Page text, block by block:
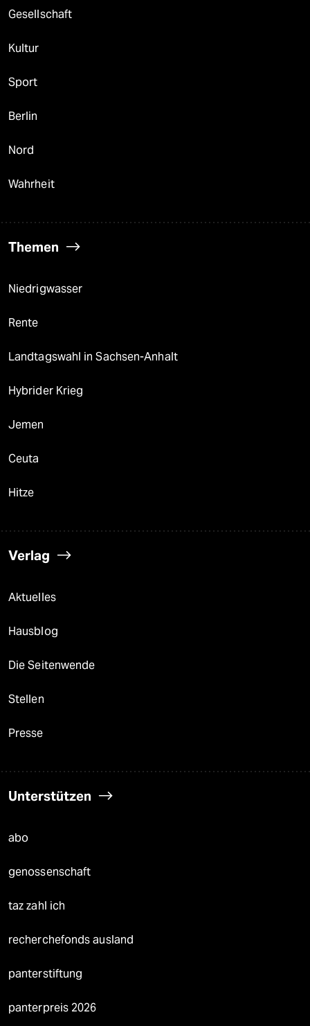
Gesellschaft
Kultur
Sport
Berlin
Nord
Wahrheit
Themen
Niedrigwasser
Rente
Landtagswahl in Sachsen-Anhalt
Hybrider Krieg
Jemen
Ceuta
Hitze
Verlag
Aktuelles
Hausblog
Die Seitenwende
Stellen
Presse
Unterstützen
abo
genossenschaft
taz zahl ich
recherchefonds ausland
panterstiftung
panterpreis 2026